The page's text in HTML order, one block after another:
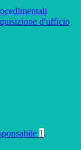
d'ufficio
1